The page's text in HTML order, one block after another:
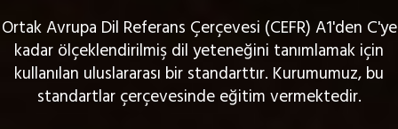
Ortak Avrupa Dil Referans Çerçevesi (CEFR) A1'den C'ye
kadar ölçeklendirilmiş dil yeteneğini tanımlamak için
kullanılan uluslararası bir standarttır. Kurumumuz, bu
standartlar çerçevesinde eğitim vermektedir.